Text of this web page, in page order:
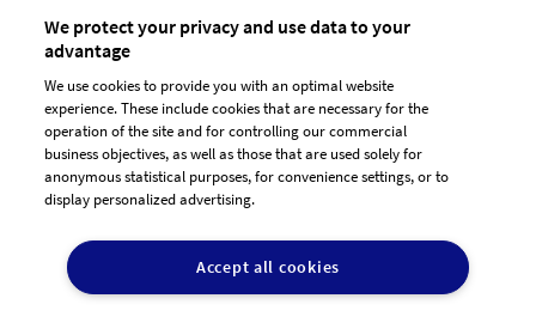
AGB Dienstleister
Datenschutz
Impressum
We protect your privacy and use data to your
advantage
We use cookies to provide you with an optimal website
experience. These include cookies that are necessary for the
operation of the site and for controlling our commercial
business objectives, as well as those that are used solely for
anonymous statistical purposes, for convenience settings, or to
display personalized advertising.
Accept all cookies